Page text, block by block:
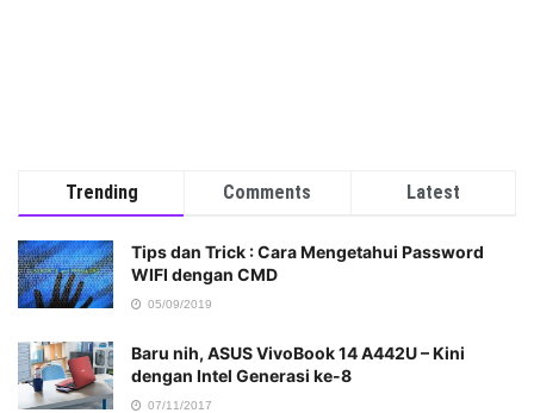
Trending Comments Latest
Tips dan Trick : Cara Mengetahui Password
WIFI dengan CMD
05/09/2019
Baru nih, ASUS VivoBook 14 A442U – Kini
dengan Intel Generasi ke-8
07/11/2017